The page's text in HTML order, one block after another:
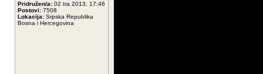
Pridružen/a: 02 tra 2013, 17:46
Postovi: 7508
Lokacija: Srpska Republika
Bosna i Hercegovina